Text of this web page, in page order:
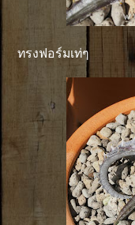
ทรงฟอร์มเท่ๆ